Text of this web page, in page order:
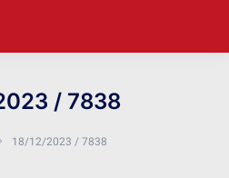
/ 7838
18/12/2023 / 7838